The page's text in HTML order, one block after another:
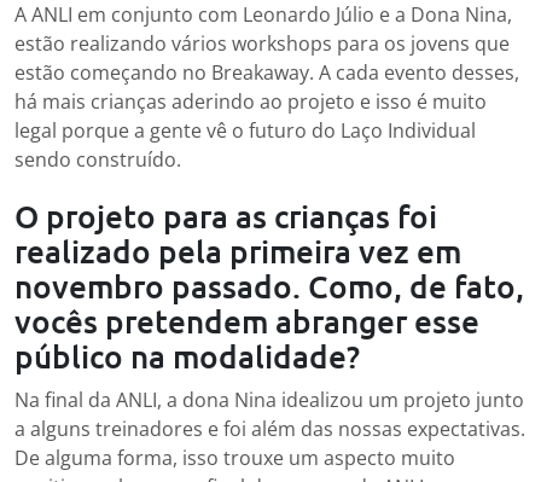
A ANLI em conjunto com Leonardo Júlio e a Dona Nina,
estão realizando vários workshops para os jovens que
estão começando no Breakaway. A cada evento desses,
há mais crianças aderindo ao projeto e isso é muito
legal porque a gente vê o futuro do Laço Individual
sendo construído.
O projeto para as crianças foi
realizado pela primeira vez em
novembro passado. Como, de fato,
vocês pretendem abranger esse
público na modalidade?
Na final da ANLI, a dona Nina idealizou um projeto junto
a alguns treinadores e foi além das nossas expectativas.
De alguma forma, isso trouxe um aspecto muito